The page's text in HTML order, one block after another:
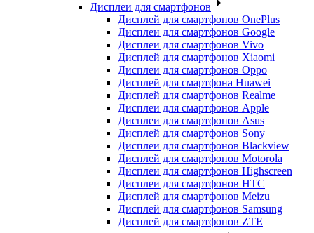
Дисплеи для смартфонов
Дисплей для смартфонов OnePlus
Дисплеи для смартфонов Google
Дисплеи для смартфонов Vivo
Дисплей для смартфонов Xiaomi
Дисплеи для смартфонов Oppo
Дисплей для смартфона Huawei
Дисплей для смартфонов Realme
Дисплеи для смартфонов Apple
Дисплеи для смартфонов Asus
Дисплей для смартфонов Sony
Дисплеи для смартфонов Blackview
Дисплей для смартфонов Motorola
Дисплеи для смартфонов Highscreen
Дисплеи для смартфонов HTC
Дисплей для смартфонов Meizu
Дисплей для смартфонов Samsung
Дисплей для смартфонов ZTE